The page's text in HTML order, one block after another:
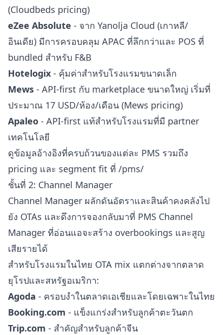
(Cloudbeds pricing)
eZee Absolute - จาก Yanolja Cloud (เกาหลี/
อินเดีย) มีการครอบคลุม APAC ที่ลึกกว่าและ POS ที่
bundled สำหรับ F&B
Hotelogix - คุ้มค่าสำหรับโรงแรมขนาดเล็ก
Mews - API-first กับ marketplace ขนาดใหญ่ เริ่มที่
ประมาณ 17 USD/ห้อง/เดือน (Mews pricing)
Apaleo - API-first แท้สำหรับโรงแรมที่มี partner
เทคโนโลยี
ดูข้อมูลอ้างอิงที่ครบถ้วนของแต่ละ PMS รวมถึง
pricing และ segment fit ที่ /pms/
ชั้นที่ 2: Channel Manager
Channel Manager ผลักดันอัตราและสินค้าคงคลังไป
ยัง OTAs และดึงการจองกลับมาที่ PMS Channel
Manager ที่อ่อนแอจะสร้าง overbookings และสูญ
เสียรายได้
สำหรับโรงแรมในไทย OTA mix แตกต่างจากตลาด
ยุโรปและสหรัฐอเมริกา:
Agoda - ครอบงำในตลาดเอเชียและโดยเฉพาะในไทย
Booking.com - แข็งแกร่งสำหรับลูกค้าตะวันตก
Trip.com - สำคัญสำหรับลูกค้าจีน